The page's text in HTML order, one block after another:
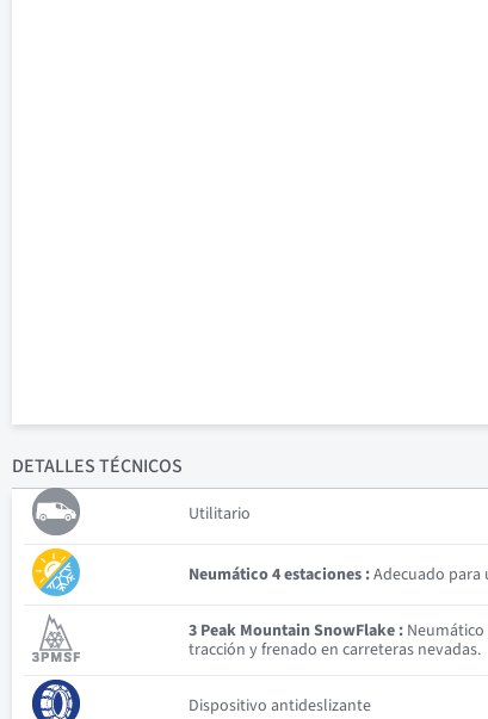
DETALLESTÉCNICOS
Utilitario
Neumático 4 estaciones :Adecuado
3 Peak Mountain SnowFlake :
tracción y frenado en carreteras nevadas.
Dispositivo antideslizante